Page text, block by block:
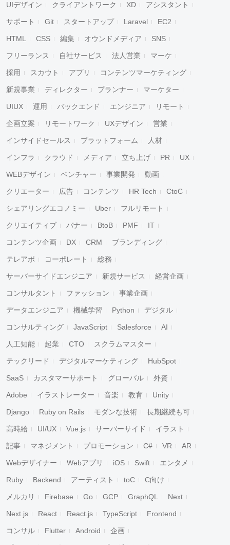
UIデザイン クライアントワーク XD アシスタント
サポート Git スタートアップ Laravel EC2
HTML CSS 編集 オウンドメディア SNS
フリーランス 自社サービス 法人営業 マーケ
採用 スカウト アプリ コンテンツマーケティング
新規事業 ディレクター プランナー マーケター
UIUX 運用 バックエンド エンジニア リモート
企画立案 リモートワーク UXデザイン 営業
インサイドセールス プラットフォーム 人材
インフラ クラウド メディア 立ち上げ PR UX
WEBデザイン ベンチャー 事業開発 動画
クリエーター 広告 コンテンツ HR Tech CtoC
シェアリングエコノミー Uber フルリモート
クリエイティブ バナー BtoB PMF IT
コンテンツ企画 DX CRM ブランディング
テレアポ コーポレート 総務
サーバーサイドエンジニア 新規サービス 経営企画
コンサルタント ファッション 事業企画
データエンジニア 機械学習 Python デジタル
コンサルティング JavaScript Salesforce AI
人工知能 起業 CTO スクラムマスター
テックリード デジタルマーケティング HubSpot
SaaS カスタマーサポート グローバル 外資
Adobe イラストレーター 音楽 教育 Unity
Django Ruby on Rails モダンな技術 長期継続も可
高時給 UI/UX Vue.js サーバーサイド イラスト
記事 マネジメント プロモーション C# VR AR
Webデザイナー Webアプリ iOS Swift エンタメ
Ruby Backend アーティスト toC C向け
メルカリ Firebase Go GCP GraphQL Next
Next.js React React.js TypeScript Frontend
コンサル Flutter Android 企画